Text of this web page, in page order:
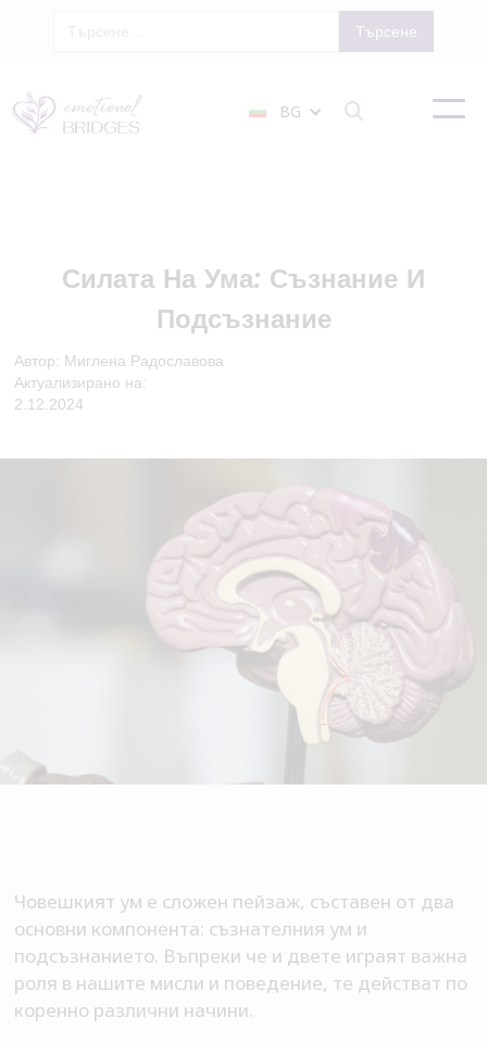
BG 
Силата На Ума: Съзнание И
Подсъзнание
Автор: Миглена Радославова
Актуализирано на:
2.12.2024
Човешкият ум е сложен пейзаж, съставен от два
основни компонента: съзнателния ум и
подсъзнанието. Въпреки че и двете играят важна
роля в нашите мисли и поведение, те действат по
коренно различни начини.